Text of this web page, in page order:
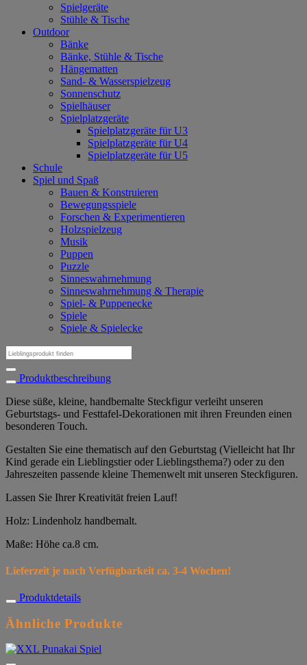
Spielgeräte
Stühle & Tische
Outdoor
Bänke
Bänke, Stühle & Tische
Hängematten
Sand- & Wasserspielzeug
Sonnenschutz
Spielhäuser
Spielplatzgeräte
Spielplatzgeräte für U3
Spielplatzgeräte für U4
Spielplatzgeräte für U5
Schule
Spiel und Spaß
Bauen & Konstruieren
Bewegungsspiele
Forschen & Experimentieren
Holzspielzeug
Musik
Puppen
Puzzle
Sinneswahrnehmung
Sinneswahrnehmung & Therapie
Spiel- & Puppenecke
Spiele
Spiele & Spielecke
Suchen
nach:
Produktbeschreibung
Diese süße, kleine, handbemalte Steckfigur verleiht unseren
Geburtstags- und Festtafel-Dekorationen mit ihren Freunden einen
besonderen Touch.
Gestalten Sie eine thematisch auf den Geburtstag (Vielleicht hat Ihr
Kind gerade ein Lieblingstier oder Lieblingsthema?) oder zu den
Jahreszeiten passende kleine Themenwelt mit unseren Steckfiguren.
Lassen Sie Ihrer Kreativität freien Lauf!
Holz: Lindenholz handbemalt.
Maße: Höhe ca.8 cm.
Lieferzeit je nach Verfügbarkeit ca. 3-4 Wochen!
Produktdetails
Ähnliche Produkte